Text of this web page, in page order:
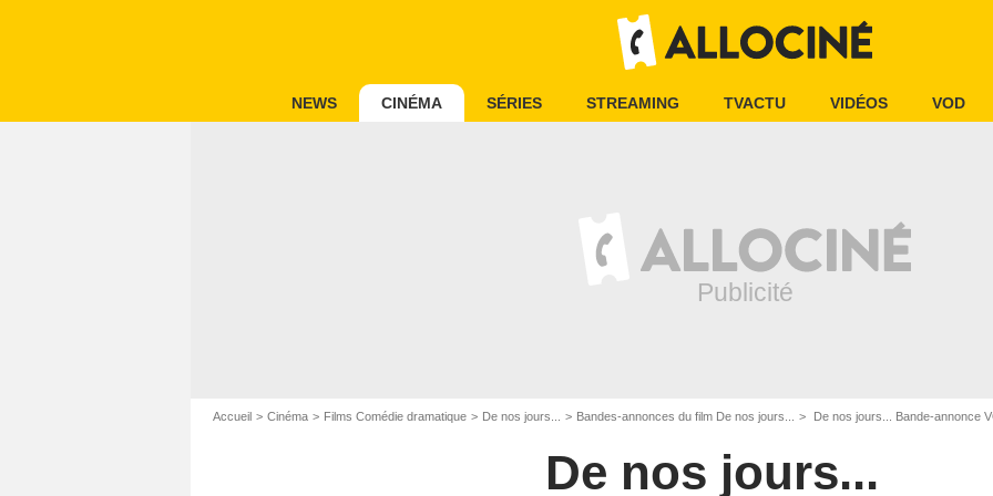
NEWS CINÉMA SÉRIES STREAMING TVACTU VIDÉOS VOD
Accueil Cinéma Films Comédie dramatique De nos jours... Bandes-annonces du film De nos jours... De nos jours... Bande-annonce
De nos jours...